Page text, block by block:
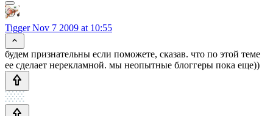
TiggerNov 7 2009 at 10:55
будем признательны если поможете, сказав. что по этой теме
ее сделает нерекламной. мы неопытные блоггеры пока еще))